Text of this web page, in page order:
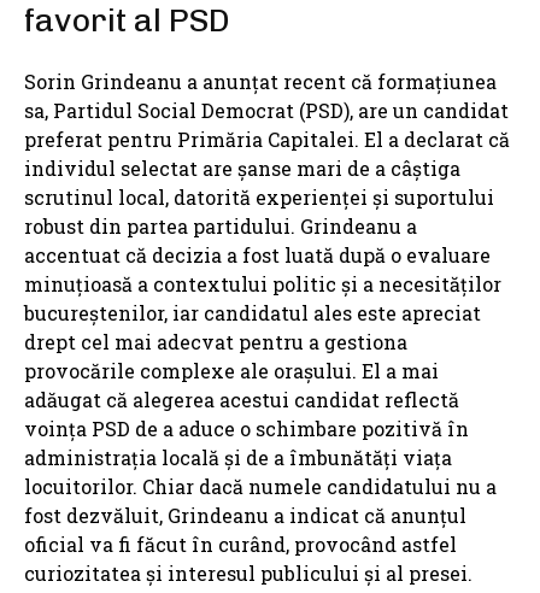
favorit al PSD
Sorin Grindeanu a anunțat recent că formațiunea
sa, Partidul Social Democrat (PSD), are un candidat
preferat pentru Primăria Capitalei. El a declarat că
individul selectat are șanse mari de a câștiga
scrutinul local, datorită experienței și suportului
robust din partea partidului. Grindeanu a
accentuat că decizia a fost luată după o evaluare
minuțioasă a contextului politic și a necesităților
bucureștenilor, iar candidatul ales este apreciat
drept cel mai adecvat pentru a gestiona
provocările complexe ale orașului. El a mai
adăugat că alegerea acestui candidat reflectă
voința PSD de a aduce o schimbare pozitivă în
administrația locală și de a îmbunătăți viața
locuitorilor. Chiar dacă numele candidatului nu a
fost dezvăluit, Grindeanu a indicat că anunțul
oficial va fi făcut în curând, provocând astfel
curiozitatea și interesul publicului și al presei.